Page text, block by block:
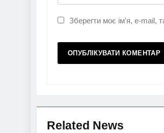
Зберегти моє ім'я, e-mail,
Related News